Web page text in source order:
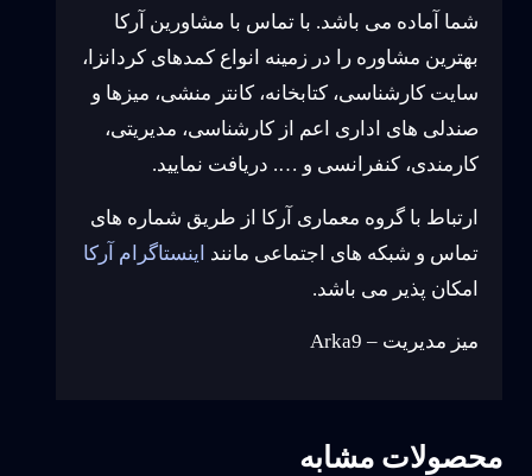
شما آماده می باشد. با تماس با مشاورین آرکا
بهترین مشاوره را در زمینه انواع کمدهای کردانزا،
سایت کارشناسی، کتابخانه، کانتر منشی، میزها و
صندلی های اداری اعم از کارشناسی، مدیریتی،
کارمندی، کنفرانسی و …. دریافت نمایید.
ارتباط با گروه معماری آرکا از طریق شماره های
تماس و شبکه های اجتماعی مانند اینستاگرام آرکا
امکان پذیر می باشد.
میز مدیریت – Arka9
محصولات مشابه